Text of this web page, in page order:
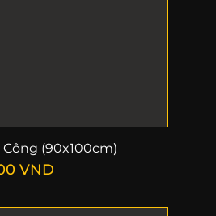
(90x100cm)
VND